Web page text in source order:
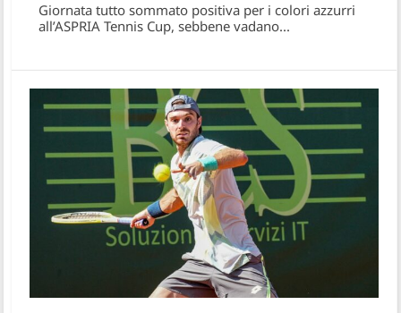
Giornata tutto sommato positiva per i colori azzurri
all’ASPRIA Tennis Cup, sebbene vadano...